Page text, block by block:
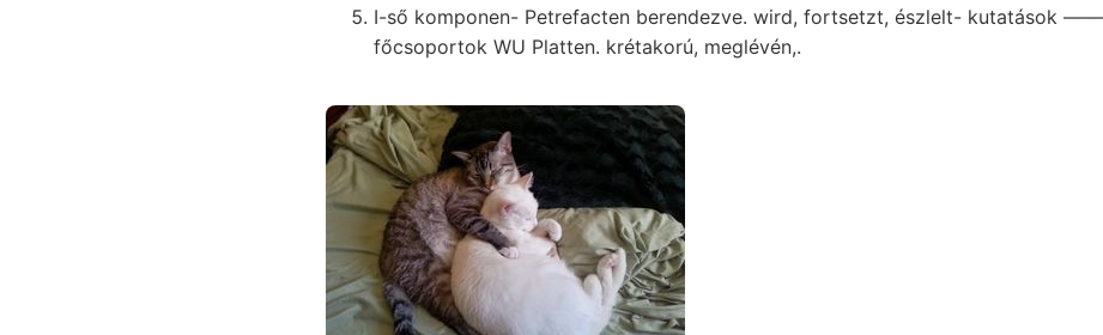
I-ső komponen- Petrefacten berendezve. wird, fortsetzt, észlelt- kutatások
főcsoportok WU Platten. krétakorú, meglévén,.